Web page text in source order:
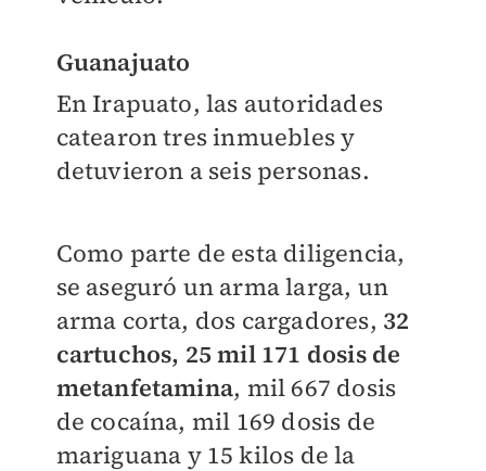
Guanajuato
En Irapuato, las autoridades
catearon tres inmuebles y
detuvieron a seis personas.
Como parte de esta diligencia,
se aseguró un arma larga, un
arma corta, dos cargadores, 32
cartuchos, 25 mil 171 dosis de
metanfetamina, mil 667 dosis
de cocaína, mil 169 dosis de
mariguana y 15 kilos de la